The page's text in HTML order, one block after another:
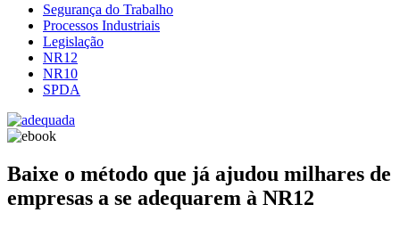
Segurança do Trabalho
Processos Industriais
Legislação
NR12
NR10
SPDA
Baixe o método que já ajudou milhares de
empresas a se adequarem à NR12